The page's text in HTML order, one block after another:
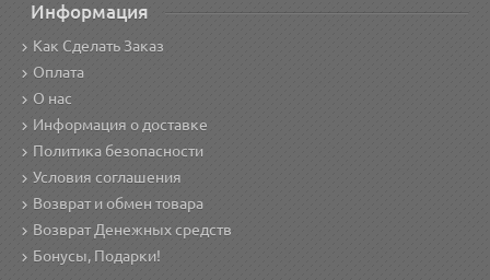
Информация
Как Сделать Заказ
Оплата
О нас
Информация о доставке
Политика безопасности
Условия соглашения
Возврат и обмен товара
Возврат Денежных средств
Бонусы, Подарки!